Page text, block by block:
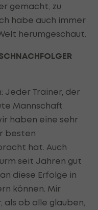
gemacht, zu
habe auch immer
herumgeschaut.
Jeder Trainer, der
Mannschaft
haben eine sehr
besten
hat. Auch
seit Jahren gut
diese Erfolge in
können. Mir
ob alle glauben,